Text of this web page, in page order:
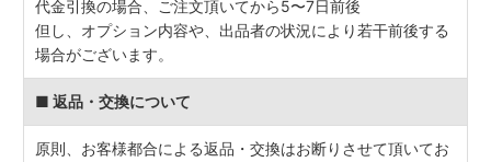
代金引換の場合、ご注文頂いてから5〜7日前後
但し、オプション内容や、出品者の状況により若干前後する
場合がございます。
■ 返品・交換について
原則、お客様都合による返品・交換はお断りさせて頂いてお